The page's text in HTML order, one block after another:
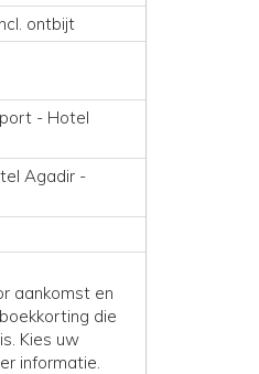
ontbijt
- Hotel
Agadir -
aankomst en
die
Kies uw
informatie.